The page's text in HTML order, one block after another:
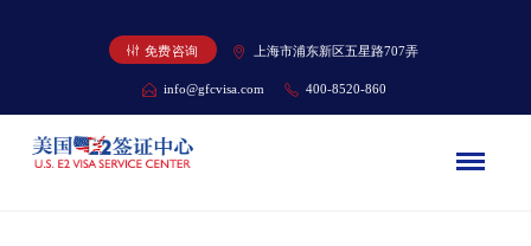
免费咨询 上海市浦东新区五星路707弄
info@gfcvisa.com 400-8520-860